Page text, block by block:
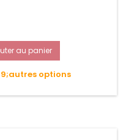
et rapide d'utilisation.
chargements pendant
aux UV et aux
pas l'eau.
au panier
options